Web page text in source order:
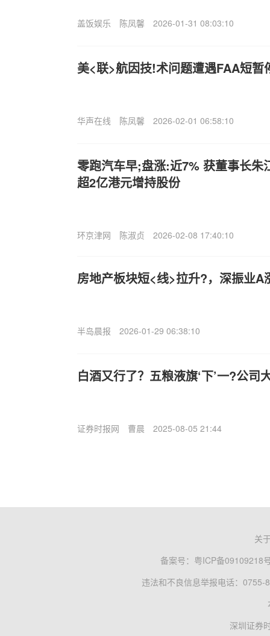
盖饭娱乐 陈凤馨 2026-01-31 08:03:10
美<联>航因技!术问题遭遇FAA短暂
华声在线 陈凤馨 2026-02-01 06:58:10
零跑汽车早;盘涨:近7% 获董事长朱
超2亿港元增持股份
环京津网 陈淑贞 2026-02-08 17:40:10
房地产板块短<线>拉升?，深振业A
半岛晨报 2026-01-29 06:38:10
白酒又行了？五粮液旗‘下’一?公司
证券时报网 曹晨 2025-08-05 21:44
关
备案号： 粤ICP备09109218
违法和不良信息举报电话：0755-
深圳证券